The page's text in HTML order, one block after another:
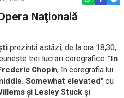
Naţională
prezintă astăzi, de la ora 18,30,
trei lucrări coregrafice: "In
Chopin, în coregrafia lui
Somewhat elevated" cu
şi Lesley Stuck şi